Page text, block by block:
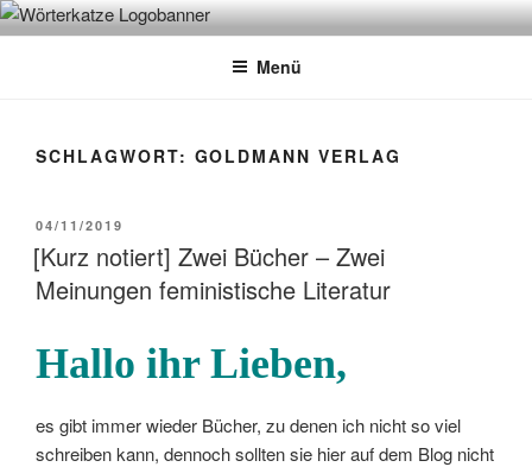
Zum
InhaltWÖRTERKATZE
Von Büchern erzählen
Menü
SCHLAGWORT: GOLDMANN VERLAG
VERÖFFENTLICHT
AM
04/11/2019
[Kurz notiert] Zwei Bücher – Zwei
Meinungen feministische Literatur
Hallo ihr Lieben,
es gibt immer wieder Bücher, zu denen ich nicht so viel
schreiben kann, dennoch sollten sie hier auf dem Blog nicht